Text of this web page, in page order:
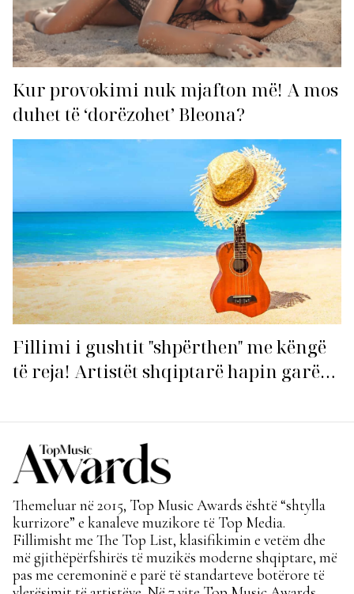
Kur provokimi nuk mjafton më! A mos
duhet të ‘dorëzohet’ Bleona?
Fillimi i gushtit "shpërthen" me këngë
të reja! Artistët shqiptarë hapin garën
Themeluar në 2015, Top Music Awards është “shtylla
kurrizore” e kanaleve muzikore të Top Media.
Fillimisht me The Top List, klasifikimin e vetëm dhe
më gjithëpërfshirës të muzikës moderne shqiptare, më
pas me ceremoninë e parë të standarteve botërore të